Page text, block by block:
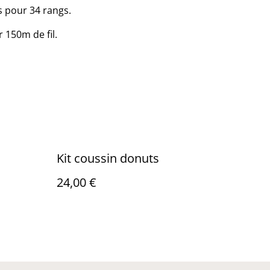
pour 34 rangs.
150m de fil.
Kit coussin donuts
24,00 €